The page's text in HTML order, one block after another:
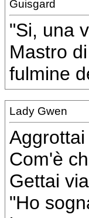
Guisgard
"Si, una
Mastro
fulmine
Lady Gwen
Com'è
Gettai
"Ho